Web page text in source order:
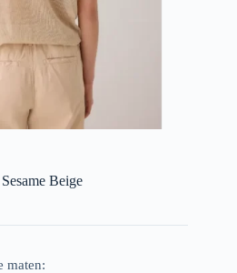
Beige
maten: